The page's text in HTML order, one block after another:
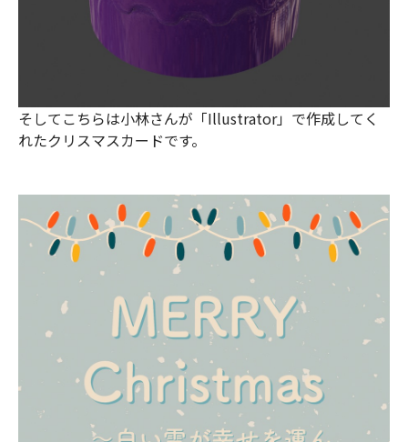
そしてこちらは小林さんが「Illustrator」で作成してく
れたクリスマスカードです。